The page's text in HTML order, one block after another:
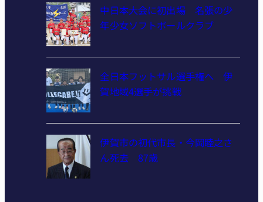
中日本大会に初出場 名張の少
年少女ソフトボールクラブ
全日本フットサル選手権へ 伊
賀地域4選手が挑戦
伊賀市の初代市長・今岡睦之さ
ん死去 87歳